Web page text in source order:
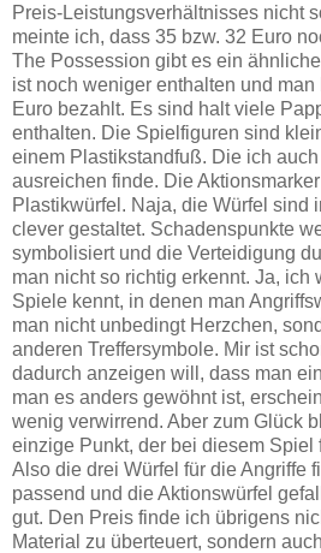
Preis-Leistungsverhältnisses nicht
meinte ich, dass 35 bzw. 32 Euro
The Possession gibt es ein
ist noch weniger enthalten und man
Euro bezahlt. Es sind halt viele
enthalten. Die Spielfiguren sind
einem Plastikstandfuß. Die ich auch
ausreichen finde. Die
Plastikwürfel. Naja, die Würfel sind
clever gestaltet. Schadenspunkte
symbolisiert und die Verteidigung
man nicht so richtig erkennt. Ja, ich
Spiele kennt, in denen man
man nicht unbedingt Herzchen,
anderen Treffersymbole. Mir ist
dadurch anzeigen will, dass man
man es anders gewöhnt ist,
wenig verwirrend. Aber zum Glück
einzige Punkt, der bei diesem Spiel
Also die drei Würfel für die Angriffe
passend und die Aktionswürfel
gut. Den Preis finde ich übrigens
Material zu überteuert, sondern